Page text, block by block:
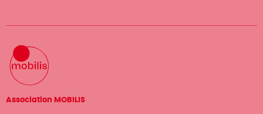
Association MOBILIS